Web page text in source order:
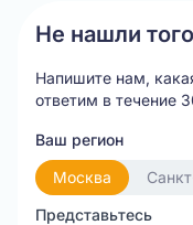
Не нашли
Напишите нам,
ответим в течение
Ваш регион
Москва
Представьтесь